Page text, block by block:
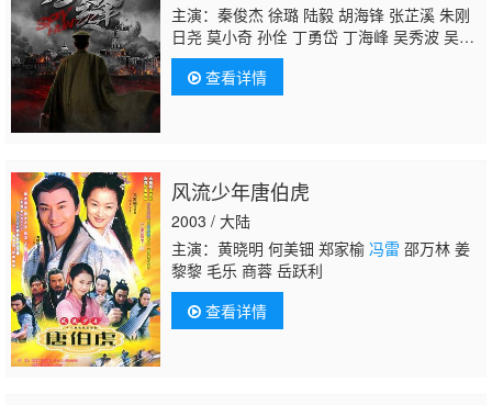
主演：秦俊杰 徐璐 陆毅 胡海锋 张芷溪 朱刚
日尧 莫小奇 孙佺 丁勇岱 丁海峰 吴秀波 吴
越 胡静 李乃文 吴刚 刘威葳 许亚军 钱泳辰 李
建义 张凯丽冯雷
樱子 谭凯 孙添垚
查看详情
风流少年唐伯虎
2003 / 大陆
主演：黄晓明 何美钿 郑家榆 冯雷 邵万林 姜
黎黎 毛乐 商蓉 岳跃利
查看详情